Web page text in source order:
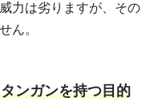
力は劣りますが、その
ん。
ンガンを持つ目的